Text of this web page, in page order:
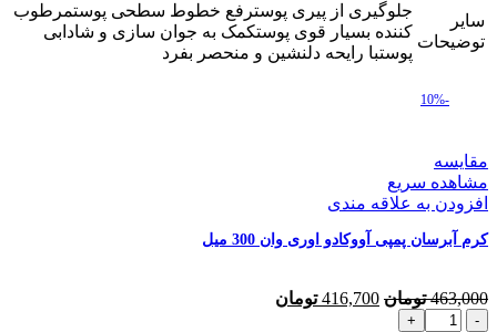
سایر
توضیحات
جلوگیری از پیری پوسترفع خطوط سطحی پوستمرطوب
کننده بسیار قوی پوستکمک به جوان سازی و شادابی
پوستبا رایحه دلنشین و منحصر بفرد
-10%
مقایسه
مشاهده سریع
افزودن به علاقه مندی
کرم آبرسان پمپی آووکادو اوری وان 300 میل
463,000 تومان قیمت
416,700 تومان
کرم